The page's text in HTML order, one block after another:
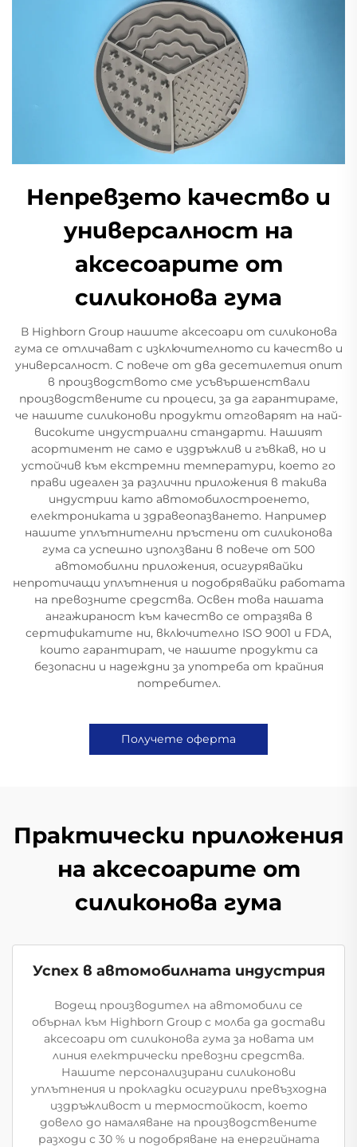
Непревзето качество и
универсалност на
аксесоарите от
силиконова гума
В Highborn Group нашите аксесоари от силиконова
гума се отличават с изключителното си качество и
универсалност. С повече от два десетилетия опит
в производството сме усъвършенствали
производствените си процеси, за да гарантираме,
че нашите силиконови продукти отговарят на най-
високите индустриални стандарти. Нашият
асортимент не само е издръжлив и гъвкав, но и
устойчив към екстремни температури, което го
прави идеален за различни приложения в такива
индустрии като автомобилостроенето,
електрониката и здравеопазването. Например
нашите уплътнителни пръстени от силиконова
гума са успешно използвани в повече от 500
автомобилни приложения, осигурявайки
непротичащи уплътнения и подобрявайки работата
на превозните средства. Освен това нашата
ангажираност към качество се отразява в
сертификатите ни, включително ISO 9001 и FDA,
които гарантират, че нашите продукти са
безопасни и надеждни за употреба от крайния
потребител.
Получете оферта
Практически приложения
на аксесоарите от
силиконова гума
Успех в автомобилната индустрия
Водещ производител на автомобили се
обърнал към Highborn Group с молба да достави
аксесоари от силиконова гума за новата им
линия електрически превозни средства.
Нашите персонализирани силиконови
уплътнения и прокладки осигурили превъзходна
издръжливост и термостойкост, което
довело до намаляване на производствените
разходи с 30 % и подобряване на енергийната